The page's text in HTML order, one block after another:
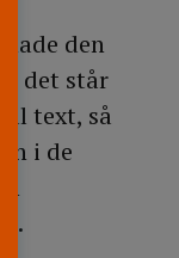
den
det står
text, så
i de